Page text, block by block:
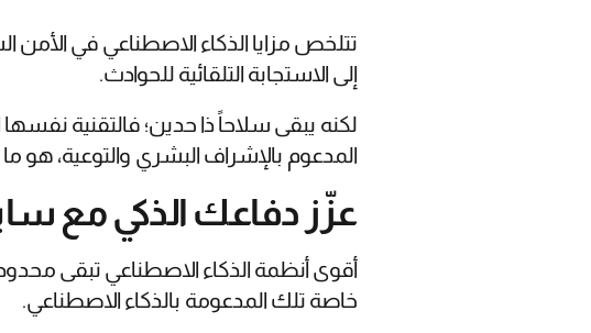
تتلخص مزايا الذكاء الاصطناعي في الأمن
إلى الاستجابة التلقائية للحوادث.
لكنه يبقى سلاحاً ذا حدين؛ فالتقنية
المدعوم بالإشراف البشري والتوعية، هو
عزّز دفاعك الذكي مع
أقوى أنظمة الذكاء الاصطناعي تبقى
خاصة تلك المدعومة بالذكاء الاصطناعي.